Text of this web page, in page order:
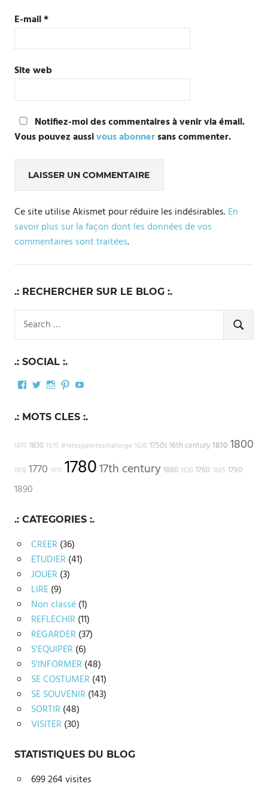
E-mail*
Site web
Notifiez-moi des commentaires à venir via émail.
Vous pouvez aussivous abonnersans commenter.
Ce site utilise Akismet pour réduire les indésirables.En
savoir plus sur la façon dont les données de vos
commentaires sont traitées.
.: RECHERCHER SUR LE BLOG :.
for:
SEARCH
.: SOCIAL :.
Facebook
TwitterInstagram
PinterestYouTube
.: MOTS CLES :.
1870 1830 1570 #fetesgalanteschallenge 1630 1750s 16th century 1810 1800
1818 1770 1610 178017th century 1880 1820 1760 1885 1790
1890
.: CATEGORIES :.
CREER (36)
ETUDIER (41)
JOUER (3)
LIRE(9)
Non classé(1)
REFLECHIR (11)
REGARDER (37)
S'EQUIPER (6)
S'INFORMER (48)
SE COSTUMER (41)
SE SOUVENIR (143)
SORTIR (48)
VISITER (30)
STATISTIQUES DU BLOG
699 264 visites